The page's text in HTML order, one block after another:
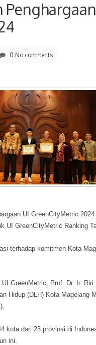
0 No comments
UI GreenCityMetric
UI GreenCityMetric Ranking
terhadap komitmen Kota
GreenMetric, Prof. Dr. Ir.
Hidup (DLH) Kota Magelang
kota dari 23 provinsi di
ini.